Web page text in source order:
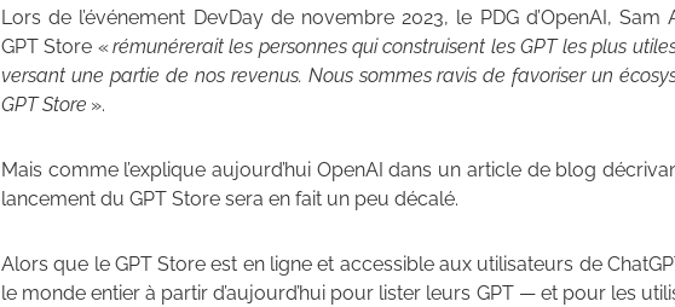
Lors de l’événement DevDay de novembre 2023, le PDG d’OpenAI,
GPT Store «rémunérerait les personnes qui construisent les GPT les plus
versant une partie de nos revenus. Nous sommes ravis de favoriser un
GPT Store ».
Mais comme l’explique aujourd’hui OpenAI dans un article de blog
lancement du GPT Store sera en fait un peu décalé.
Alors que le GPT Store est en ligne et accessible aux utilisateurs de
le monde entier à partir d’aujourd’hui pour lister leurs GPT — et pour les